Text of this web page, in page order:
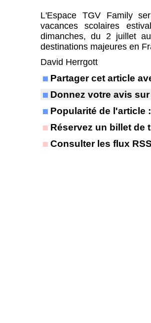
L'Espace TGV Family
vacances scolaires
dimanches, du 2 juillet
destinations majeures en
David Herrgott
Partager cet article
Donnez votre avis
Popularité de l'article
Réservez un billet de
Consulter les flux